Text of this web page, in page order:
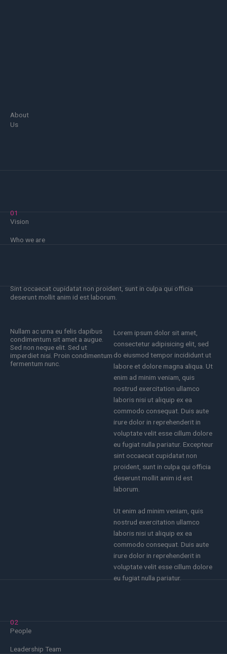
About
Us
01
Vision
Who we are
Sint occaecat cupidatat non proident, sunt in culpa qui officia
deserunt mollit anim id est laborum.
Nullam ac urna eu felis dapibus
condimentum sit amet a augue.
Sed non neque elit. Sed ut
imperdiet nisi. Proin condimentum
fermentum nunc.
Lorem ipsum dolor sit amet,
consectetur adipisicing elit, sed
do eiusmod tempor incididunt ut
labore et dolore magna aliqua. Ut
enim ad minim veniam, quis
nostrud exercitation ullamco
laboris nisi ut aliquip ex ea
commodo consequat. Duis aute
irure dolor in reprehenderit in
voluptate velit esse cillum dolore
eu fugiat nulla pariatur. Excepteur
sint occaecat cupidatat non
proident, sunt in culpa qui officia
deserunt mollit anim id est
laborum.
Ut enim ad minim veniam, quis
nostrud exercitation ullamco
laboris nisi ut aliquip ex ea
commodo consequat. Duis aute
irure dolor in reprehenderit in
voluptate velit esse cillum dolore
eu fugiat nulla pariatur.
02
People
Leadership Team